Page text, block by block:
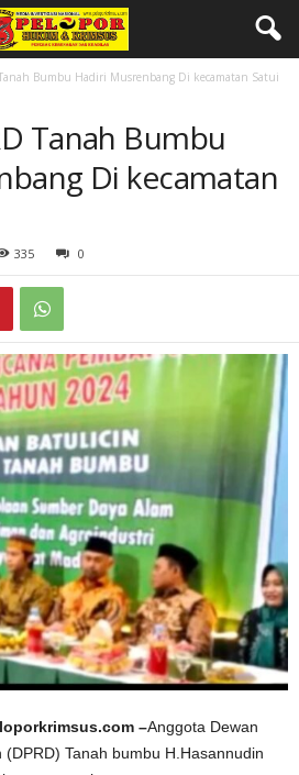
Bumbu Hadiri Musrenbang Di kecamatan Satui
Tanah Bumbu
Di kecamatan
335 0
–Anggota Dewan
Tanah bumbu H.Hasannudin